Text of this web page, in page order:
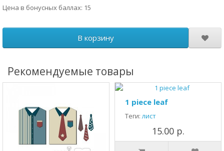
Цена в бонусных баллах: 15
В корзину
Рекомендуемые товары
1 piece leaf
Теги:лист
15.00 р.